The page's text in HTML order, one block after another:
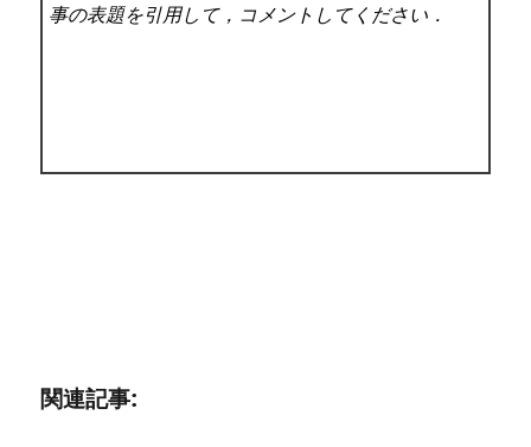
事の表題を引用して，コメントしてください．
関連記事: